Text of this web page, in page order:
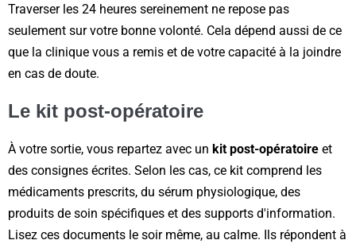
Traverser les 24 heures sereinement ne repose pas
seulement sur votre bonne volonté. Cela dépend aussi de ce
que la clinique vous a remis et de votre capacité à la joindre
en cas de doute.
Le kit post-opératoire
À votre sortie, vous repartez avec un kit post-opératoire et
des consignes écrites. Selon les cas, ce kit comprend les
médicaments prescrits, du sérum physiologique, des
produits de soin spécifiques et des supports d'information.
Lisez ces documents le soir même, au calme. Ils répondent à